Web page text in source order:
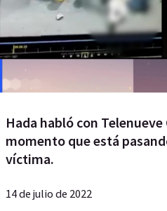
Hada habló con
momento que está
víctima.
14 de julio de 2022